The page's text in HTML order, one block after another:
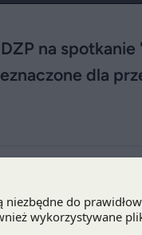
na spotkanie
dla
śniadanie
jest